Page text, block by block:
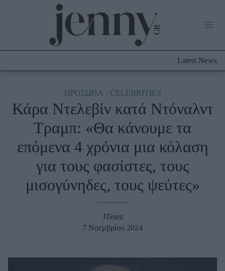
Culture
Fashion
Shopping
Styling Tips
Fashion News
Beauty - Ομορφιά
Latest News
ΠΡΟΣΩΠΑ CELEBRITIES
Κάρα Ντελεβίν κατά Ντόναλντ
Τραμπ: «Θα κάνουμε τα
επόμενα 4 χρόνια μια κόλαση
για τους φασίστες, τους
μισογύνηδες, τους ψεύτες»
JTeam
7 Νοεμβρίου 2024